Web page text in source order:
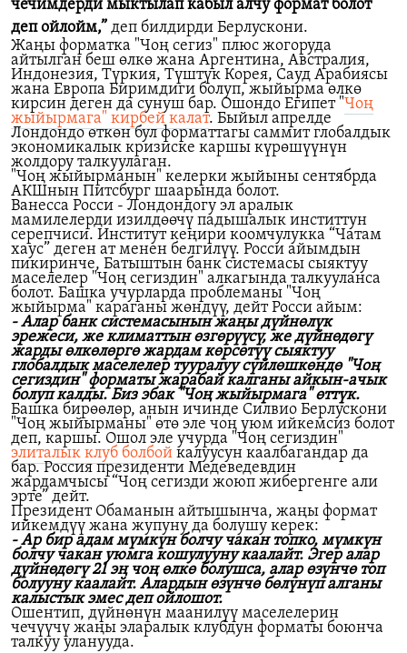
чечимдерди мыктылап кабыл алчу формат болот
деп ойлойм,” деп билдирди Берлускони.
Жаңы форматка "Чоң сегиз" плюс жогоруда
айтылган беш өлкө жана Аргентина, Австралия,
Индонезия, Түркия, Түштүк Корея, Сауд Арабиясы
жана Европа Биримдиги болуп, жыйырма өлкө
кирсин деген да сунуш бар. Ошондо Египет "Чоң
жыйырмага" кирбей калат. Быйыл апрелде
Лондондо өткөн бул форматтагы саммит глобалдык
экономикалык кризиске каршы күрөшүүнүн
жолдору талкуулаган.
"Чоң жыйырманын" келерки жыйыны сентябрда
АКШнын Питсбург шаарында болот.
Ванесса Росси - Лондондогу эл аралык
мамилелерди изилдөөчү падышалык инститтун
серепчиси. Институт кеңири коомчулукка “Чатам
хауc” деген ат менен белгилүү. Росси айымдын
пикиринче, Батыштын банк системасы сыяктуу
маселелер "Чоң сегиздин" алкагында талкууланса
болот. Башка учурларда проблеманы "Чоң
жыйырма" караганы жөндүү, дейт Росси айым:
- Алар банк cистемасынын жаңы дүйнөлүк
эрежеси, же климаттын өзгөрүүсү, же дүйнөдөгү
жарды өлкөлөргө жардам көрсөтүү сыяктуу
глобалдык маселелер тууралуу сүйлөшкөндө "Чоң
сегиздин" форматы жарабай калганы айкын-ачык
болуп калды. Биз эбак "Чоң жыйырмага" өттүк.
Башка бирөөлөр, анын ичинде Силвио Берлускони
"Чоң жыйырманы" өтө эле чоң уюм ийкемсиз болот
деп, каршы. Ошол эле учурда "Чоң сегиздин"
элиталык клуб болбой калуусун каалбагандар да
бар. Россия президенти Медеведевдин
жардамчысы “Чоң сегизди жоюп жибергенге али
эрте” дейт.
Президент Обаманын айтышынча, жаңы формат
ийкемдүү жана жупуну да болушу керек:
- Ар бир адам мүмкүн болчу чакан топко, мүмкүн
болчу чакан уюмга кошулууну каалайт. Эгер алар
дүйнөдөгү 21 эң чоң өлкө болушса, алар өзүнчө топ
болууну каалайт. Алардын өзүнчө бөлүнүп алганы
калыстык эмес деп ойлошот.
Ошентип, дүйнөнүн маанилүү маселелерин
чечүүчү жаңы эларалык клубдун форматы боюнча
талкуу уланууда.